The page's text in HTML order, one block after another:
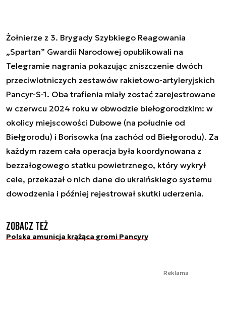
Żołnierze z 3. Brygady Szybkiego Reagowania
„Spartan” Gwardii Narodowej opublikowali na
Telegramie nagrania pokazując zniszczenie dwóch
przeciwlotniczych zestawów rakietowo-artyleryjskich
Pancyr-S-1. Oba trafienia miały zostać zarejestrowane
w czerwcu 2024 roku w obwodzie biełogorodzkim: w
okolicy miejscowości Dubowe (na południe od
Biełgorodu) i Borisowka (na zachód od Biełgorodu). Za
każdym razem cała operacja była koordynowana z
bezzałogowego statku powietrznego, który wykrył
cele, przekazał o nich dane do ukraińskiego systemu
dowodzenia i później rejestrował skutki uderzenia.
Zobacz też
Polska amunicja krążąca gromi Pancyry
Reklama